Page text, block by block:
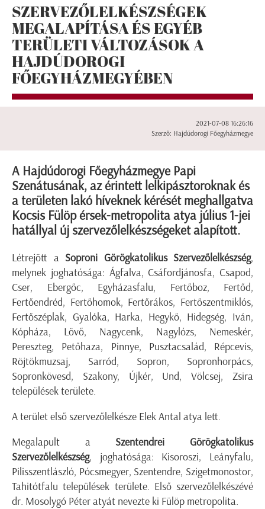
SZERVEZŐLELKÉSZSÉGEK
MEGALAPÍTÁSA ÉS EGYÉB
TERÜLETI VÁLTOZÁSOK A
HAJDÚDOROGI
FŐEGYHÁZMEGYÉBEN
2021-07-08 16:26:16
Szerző: Hajdúdorogi Főegyházmegye
A Hajdúdorogi Főegyházmegye Papi
Szenátusának, az érintett lelkipásztoroknak és
a területen lakó híveknek kérését meghallgatva
Kocsis Fülöp érsek-metropolita atya július 1-jei
hatállyal új szervezőlelkészségeket alapított.
Létrejött a Soproni Görögkatolikus Szervezőlelkészség,
melynek joghatósága: Ágfalva, Csáfordjánosfa, Csapod,
Cser, Ebergőc, Egyházasfalu, Fertőboz, Fertőd,
Fertőendréd, Fertőhomok, Fertőrákos, Fertőszentmiklós,
Fertőszéplak, Gyalóka, Harka, Hegykő, Hidegség, Iván,
Kópháza, Lövő, Nagycenk, Nagylózs, Nemeskér,
Pereszteg, Petőhaza, Pinnye, Pusztacsalád, Répcevis,
Röjtökmuzsaj, Sarród, Sopron, Sopronhorpács,
Sopronkövesd, Szakony, Újkér, Und, Völcsej, Zsira
települések területe.
A terület első szervezőlelkésze Elek Antal atya lett.
Megalapult a Szentendrei Görögkatolikus
Szervezőlelkészség, joghatósága: Kisoroszi, Leányfalu,
Pilisszentlászló, Pócsmegyer, Szentendre, Szigetmonostor,
Tahitótfalu települések területe. Első szervezőlelkészévé
dr. Mosolygó Péter atyát nevezte ki Fülöp metropolita.